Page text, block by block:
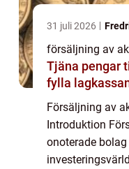
31 juli 2026
försäljning av
Tjäna pengar till laget
fylla
Försäljning av
Introduktion
onoterade